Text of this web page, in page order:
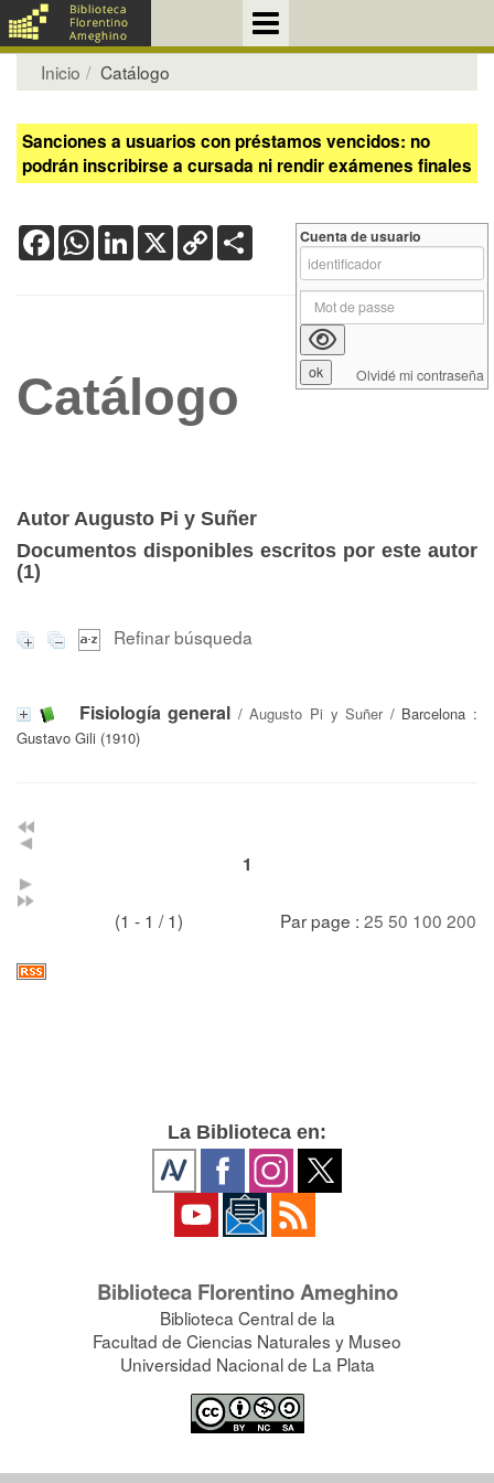
Inicio Catálogo
Sanciones a usuarios con préstamos vencidos: no
podrán inscribirse a cursada ni rendir exámenes finales
FacebookWhatsApp
LinkedIn
X Copy
Link
Catálogo
Autor Augusto Pi y Suñer
Documentos disponibles escritos por este autor
(1)
Refinar búsqueda
Fisiología general /Augusto Pi y Suñer/ Barcelona :
Gustavo Gili (1910)
1
(1 - 1 / 1) Par page : 25 50 100 200
Cuenta de usuario
Olvidé mi contraseña
La Biblioteca en:
Biblioteca Florentino Ameghino
Biblioteca Central de la
Facultad de Ciencias Naturales y Museo
Universidad Nacional de La Plata